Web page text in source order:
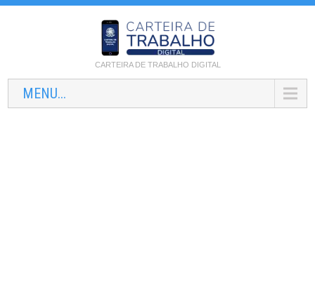
CARTEIRA DE TRABALHO DIGITAL
MENU...